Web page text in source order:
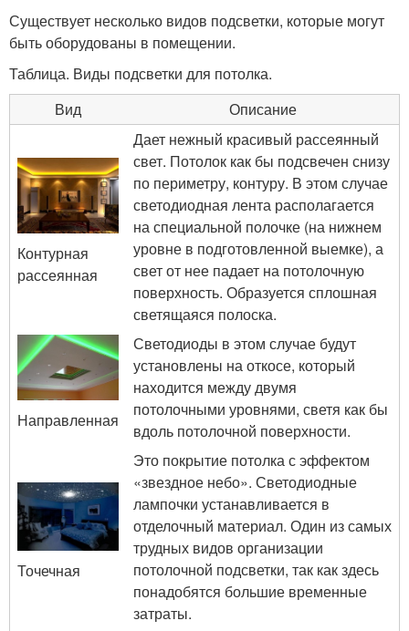
Существует несколько видов подсветки, которые могут
быть оборудованы в помещении.
Таблица. Виды подсветки для потолка.
Вид
Описание
Контурная
рассеянная
Дает нежный красивый рассеянный
свет. Потолок как бы подсвечен снизу
по периметру, контуру. В этом случае
светодиодная лента располагается
на специальной полочке (на нижнем
уровне в подготовленной выемке), а
свет от нее падает на потолочную
поверхность. Образуется сплошная
светящаяся полоска.
Направленная
Светодиоды в этом случае будут
установлены на откосе, который
находится между двумя
потолочными уровнями, светя как бы
вдоль потолочной поверхности.
Точечная
Это покрытие потолка с эффектом
«звездное небо». Светодиодные
лампочки устанавливается в
отделочный материал. Один из самых
трудных видов организации
потолочной подсветки, так как здесь
понадобятся большие временные
затраты.